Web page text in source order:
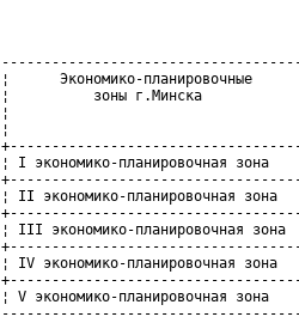
¦      Экономико-планировочные
¦          зоны г.Минска
¦                                   ¦
¦                                   ¦
¦ I экономико-планировочная
¦ II экономико-планировочная
¦ III экономико-планировочная
¦ IV экономико-планировочная
¦ V экономико-планировочная